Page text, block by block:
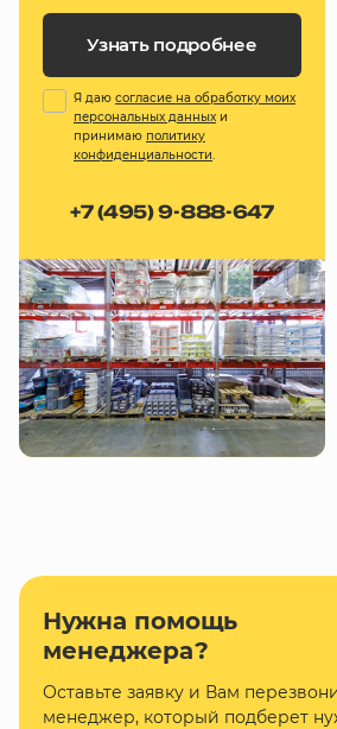
Узнать подробнее
Я даю согласие на обработку моих
персональных данных и
принимаю политику
конфиденциальности.
+7 (495) 9-888-647
Нужна помощь
менеджера?
Оставьте заявку и Вам
менеджер, который подберет